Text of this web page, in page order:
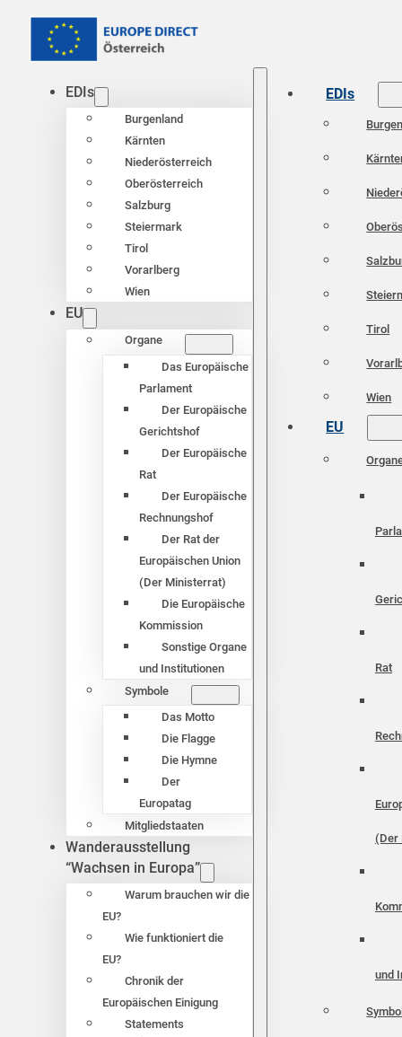
EDIs
Burgenland
Kärnten
Niederösterreich
Oberösterreich
Salzburg
Steiermark
Tirol
Vorarlberg
Wien
EU
Organe
Das Europäische
Parlament
Der Europäische
Gerichtshof
Der Europäische
Rat
Der Europäische
Rechnungshof
Der Rat der
Europäischen Union
(Der Ministerrat)
Die Europäische
Kommission
Sonstige Organe
und Institutionen
Symbole
Das Motto
Die Flagge
Die Hymne
Der
Europatag
Mitgliedstaaten
Wanderausstellung
“Wachsen in Europa”
Warum brauchen wir die
EU?
Wie funktioniert die
EU?
Chronik der
Europäischen Einigung
Statements
EDIs
Tirol
Wien
EU
Rat
(Der
und